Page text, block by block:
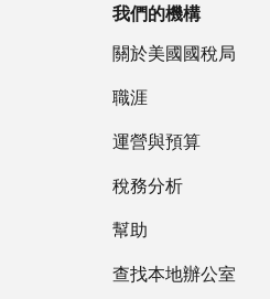
我們的機構
關於美國國稅局
職涯
運營與預算
稅務分析
幫助
查找本地辦公室